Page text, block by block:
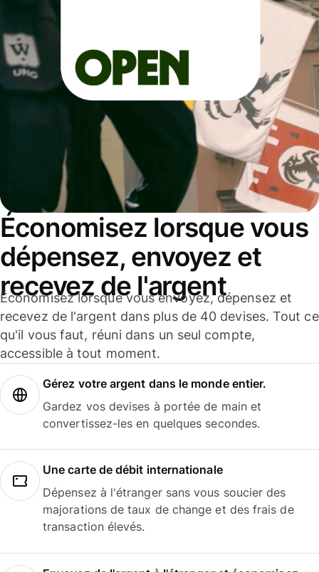
Économisez lorsque vous
dépensez, envoyez et
recevez de l'argent
Économisez lorsque vous envoyez, dépensez et
recevez de l'argent dans plus de 40 devises. Tout ce
qu'il vous faut, réuni dans un seul compte,
accessible à tout moment.
Gérez votre argent dans le monde entier.
Gardez vos devises à portée de main et
convertissez-les en quelques secondes.
Une carte de débit internationale
Dépensez à l'étranger sans vous soucier des
majorations de taux de change et des frais de
transaction élevés.